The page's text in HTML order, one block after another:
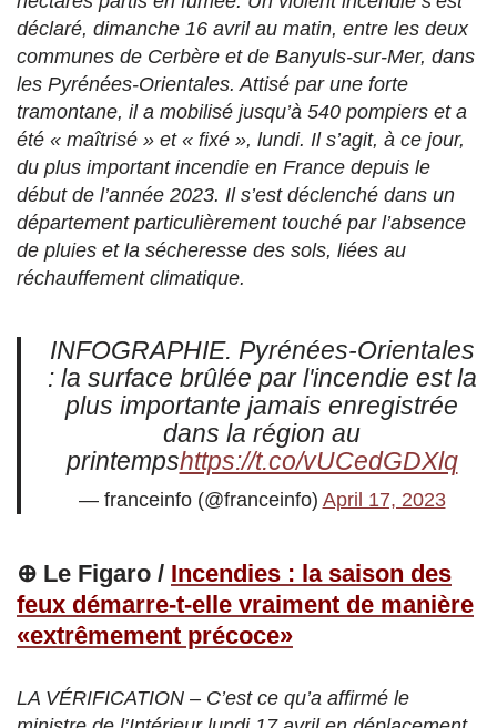
déclaré, dimanche 16 avril au matin, entre les deux
communes de Cerbère et de Banyuls-sur-Mer, dans
les Pyrénées-Orientales. Attisé par une forte
tramontane, il a mobilisé jusqu’à 540 pompiers et a
été « maîtrisé » et « fixé », lundi. Il s’agit, à ce jour,
du plus important incendie en France depuis le
début de l’année 2023. Il s’est déclenché dans un
département particulièrement touché par l’absence
de pluies et la sécheresse des sols, liées au
réchauffement climatique.
INFOGRAPHIE. Pyrénées-Orientales
: la surface brûlée par l'incendie est la
plus importante jamais enregistrée
dans la région au
printempshttps://t.co/vUCedGDXlq
— franceinfo (@franceinfo) April 17, 2023
⊕ Le Figaro / Incendies : la saison des
feux démarre-t-elle vraiment de manière
«extrêmement précoce»
LA VÉRIFICATION – C’est ce qu’a affirmé le